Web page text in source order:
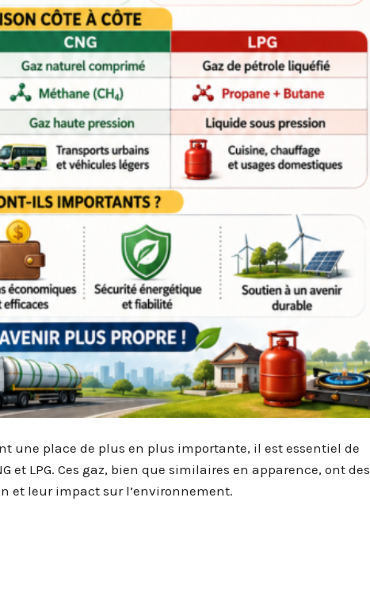
une place de plus en plus importante, il est essentiel de
et LPG. Ces gaz, bien que similaires en apparence, ont des
leur impact sur l’environnement.